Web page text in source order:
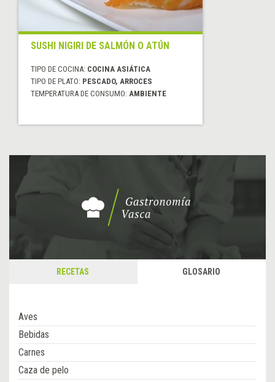
SUSHI NIGIRI DE SALMÓN O ATÚN
TIPO DE COCINA: COCINA ASIÁTICA
TIPO DE PLATO: PESCADO, ARROCES
TEMPERATURA DE CONSUMO: AMBIENTE
RECETAS GLOSARIO
Aves
Bebidas
Carnes
Caza de pelo